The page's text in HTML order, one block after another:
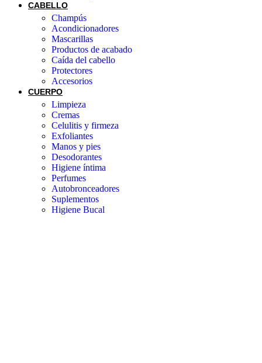
CABELLO
Champús
Acondicionadores
Mascarillas
Productos de acabado
Caída del cabello
Protectores
Accesorios
CUERPO
Limpieza
Cremas
Celulitis y firmeza
Exfoliantes
Manos y pies
Desodorantes
Higiene íntima
Perfumes
Autobronceadores
Suplementos
Higiene Bucal